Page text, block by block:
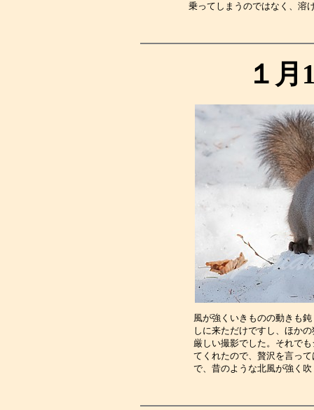
乗ってしまうのでは
１月
風が強くいきものの動きも
しに来ただけですし、ほか
厳しい撮影でした。それで
てくれたので、贅沢を言っ
で、昔のような北風が強く